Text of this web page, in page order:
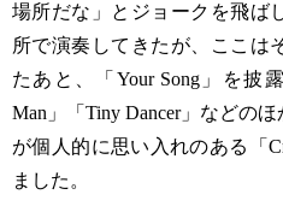
場所だな」とジョークを飛ば
所で演奏してきたが、ここは
たあと、「Your Song」を披
Man」「Tiny Dancer」などの
が個人的に思い入れのある「
ました。